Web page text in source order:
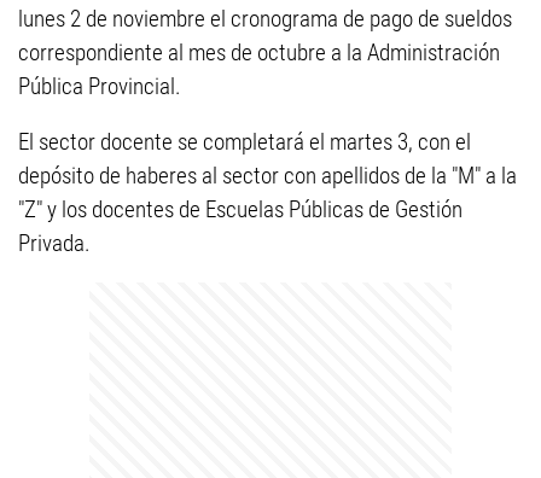
lunes 2 de noviembre el cronograma de pago de sueldos
correspondiente al mes de octubre a la Administración
Pública Provincial.
El sector docente se completará el martes 3, con el
depósito de haberes al sector con apellidos de la "M" a la
"Z" y los docentes de Escuelas Públicas de Gestión
Privada.